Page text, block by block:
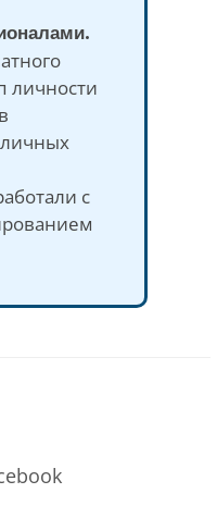
личности
с